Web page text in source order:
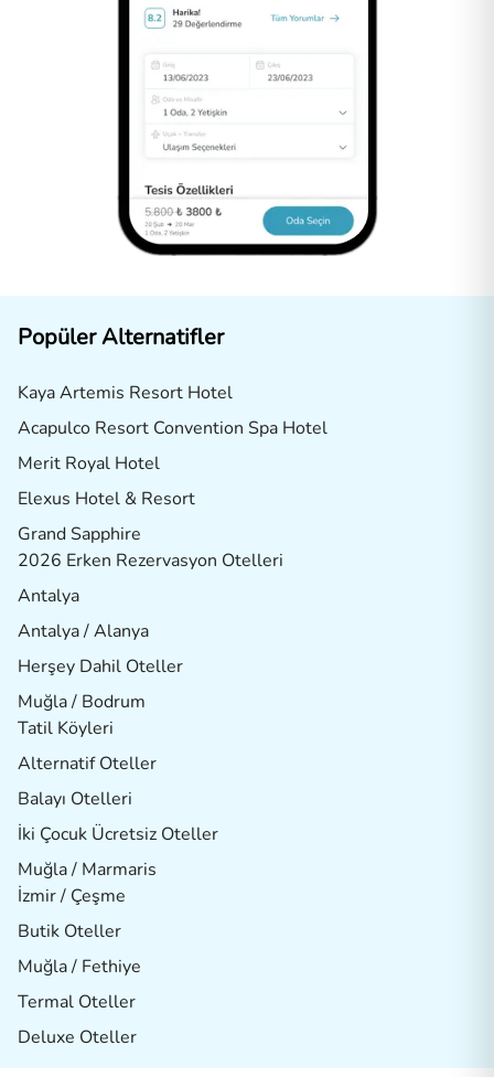
Popüler Alternatifler
Kaya Artemis Resort Hotel
Acapulco Resort Convention Spa Hotel
Merit Royal Hotel
Elexus Hotel & Resort
Grand Sapphire
2026 Erken Rezervasyon Otelleri
Antalya
Antalya / Alanya
Herşey Dahil Oteller
Muğla / Bodrum
Tatil Köyleri
Alternatif Oteller
Balayı Otelleri
İki Çocuk Ücretsiz Oteller
Muğla / Marmaris
İzmir / Çeşme
Butik Oteller
Muğla / Fethiye
Termal Oteller
Deluxe Oteller